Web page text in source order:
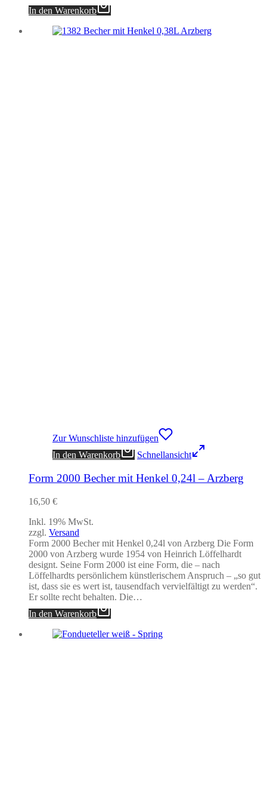
In den Warenkorb
Zur Wunschliste hinzufügen
In den Warenkorb
Schnellansicht
Form 2000 Becher mit Henkel 0,24l – Arzberg
16,50 €
Inkl. 19% MwSt.
zzgl. Versand
Form 2000 Becher mit Henkel 0,24l von Arzberg Die Form
2000 von Arzberg wurde 1954 von Heinrich Löffelhardt
designt. Seine Form 2000 ist eine Form, die – nach
Löffelhardts persönlichem künstlerischem Anspruch – „so gut
ist, dass sie es wert ist, tausendfach vervielfältigt zu werden“.
Er sollte recht behalten. Die…
In den Warenkorb